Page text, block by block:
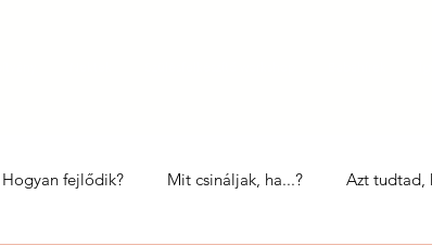
Hogyan fejlődik? Mit csináljak, ha...? Azt tudtad,